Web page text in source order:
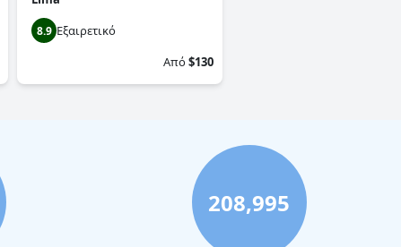
8.9 Εξαιρετικό
Από$130
208,995